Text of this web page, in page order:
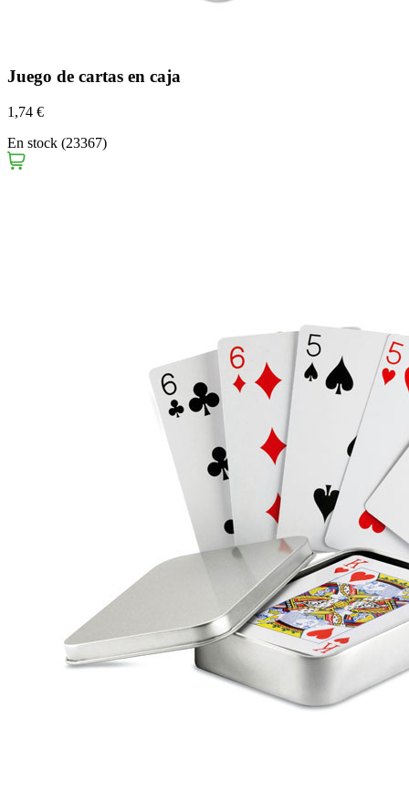
Juego de cartas en caja
1,74 €
En stock (23367)